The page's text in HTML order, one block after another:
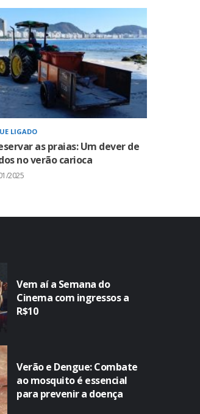
LIGADO
as praias: Um dever de
no verão carioca
2025
Vem aí a Semana do
Cinema com ingressos a
R$10
Verão e Dengue: Combate
ao mosquito é essencial
para prevenir a doença